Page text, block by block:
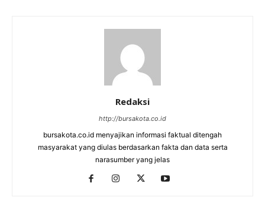
Redaksi
http://bursakota.co.id
bursakota.co.id menyajikan informasi faktual ditengah
masyarakat yang diulas berdasarkan fakta dan data serta
narasumber yang jelas